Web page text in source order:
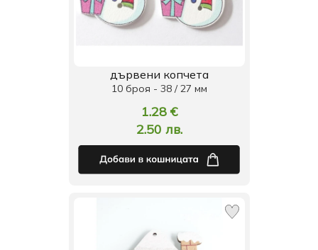
дървени копчета
10 броя - 38 / 27 мм
1.28 €
2.50 лв.